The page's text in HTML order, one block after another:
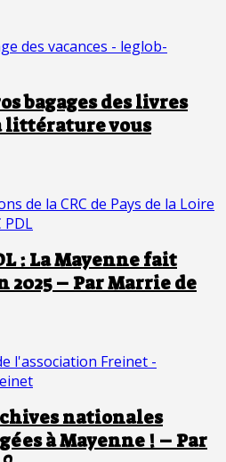
bagages des livres
littérature vous
: La Mayenne fait
2025 – Par Marrie de
nationales
à Mayenne ! – Par